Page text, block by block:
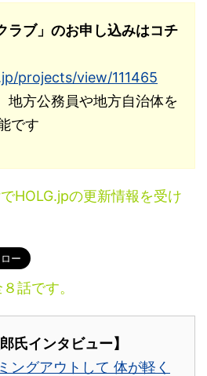
ブ」のお申し込みはコチ
projects/view/111465
地方公務員や地方自治体を
です
HOLG.jpの更新情報を受け
話です。
氏インタビュー】
ングアウトして 体が軽く